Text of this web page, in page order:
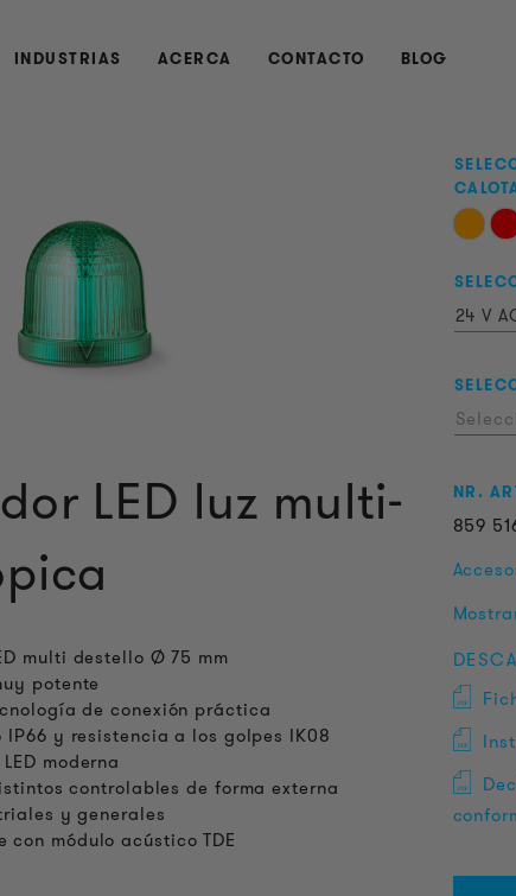
INDUSTRIAS ACERCA CONTACTO BLOG
24 V
NR.
859
LED luz multi-
multi destello Ø 75 mm
potente
de conexión práctica
y resistencia a los golpes IK08
moderna
controlables de forma externa
y generales
módulo acústico TDE